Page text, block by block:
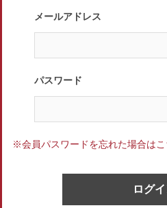
メールアドレス
パスワード
※会員パスワードを忘れた場合はこ
ログ